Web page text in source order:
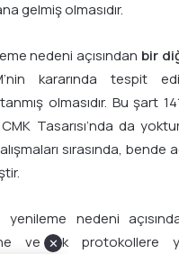
gelmiş olmasıdır.
nedeni açısından bir
kararında tespit
olmasıdır. Bu şart
Tasarısı’nda da
sırasında, bende
nedeni
ve ek protokollere
✕